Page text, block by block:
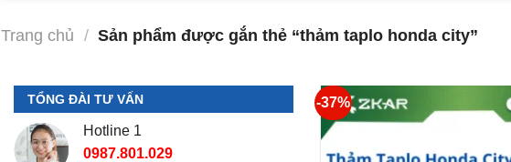
Trang chủ / Sản phẩm được gắn thẻ “thảm taplo honda city”
TỔNG ĐÀI TƯ VẤN
Hotline 1
0987.801.029
-37%